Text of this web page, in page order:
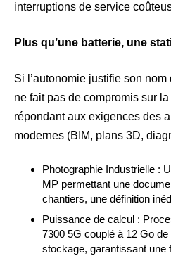
interruptions de service
Plus qu’une batterie, une
Si l’autonomie justifie son
ne fait pas de compromis sur
répondant aux exigences des
modernes (BIM, plans 3D,
Photographie Industrielle :
MP permettant une
chantiers, une définition
Puissance de calcul :
7300 5G couplé à 12 Go
stockage, garantissant une